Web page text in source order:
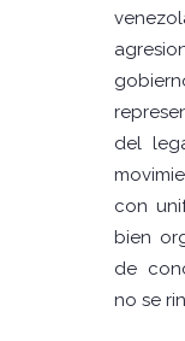
del
con
bien
de
no se